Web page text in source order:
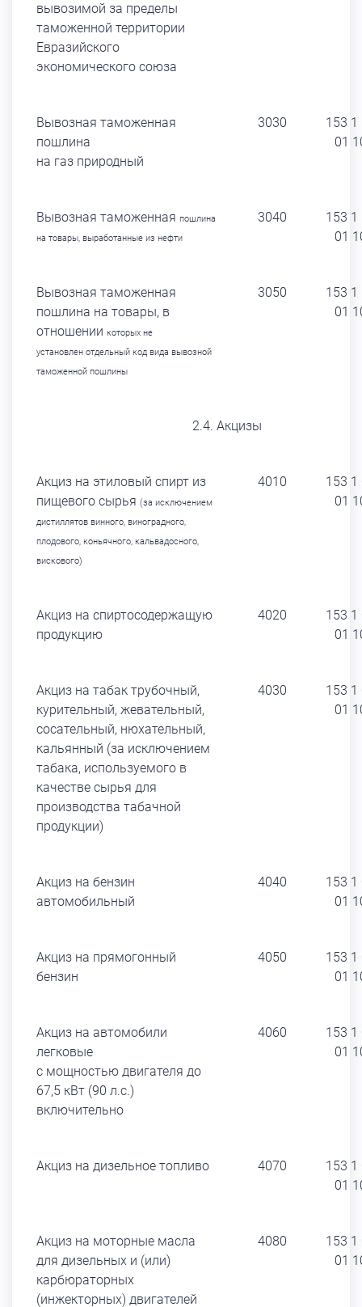
вывозимой за пределы
таможенной территории
Евразийского
экономического союза
Вывозная таможенная
пошлина
на газ природный
3030
153 1
01
Вывозная таможенная пошлина
на товары, выработанные из нефти
3040
153 1
01
Вывозная таможенная
пошлина на товары, в
отношении которых не
установлен отдельный код вида вывозной
таможенной пошлины
3050
153 1
01
2.4. Акцизы
Акциз на этиловый спирт из
пищевого сырья (за исключением
дистиллятов винного, виноградного,
плодового, коньячного, кальвадосного,
вискового)
4010
153 1
01
Акциз на спиртосодержащую
продукцию
4020
153 1
01
Акциз на табак трубочный,
курительный, жевательный,
сосательный, нюхательный,
кальянный (за исключением
табака, используемого в
качестве сырья для
производства табачной
продукции)
4030
153 1
01
Акциз на бензин
автомобильный
4040
153 1
01
Акциз на прямогонный
бензин
4050
153 1
01
Акциз на автомобили
легковые
с мощностью двигателя до
67,5 кВт (90 л.с.)
включительно
4060
153 1
01
Акциз на дизельное топливо 4070
153 1
01
Акциз на моторные масла
для дизельных и (или)
карбюраторных
(инжекторных) двигателей
4080
153 1
01